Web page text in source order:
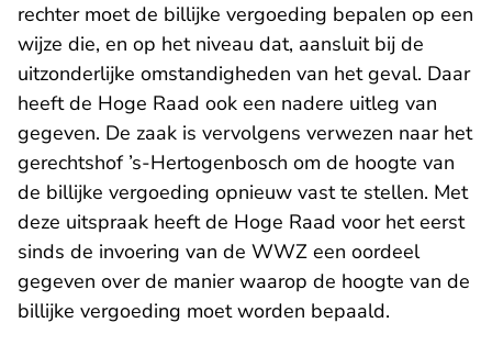
rechter moet de billijke vergoeding bepalen op een
wijze die, en op het niveau dat, aansluit bij de
uitzonderlijke omstandigheden van het geval. Daar
heeft de Hoge Raad ook een nadere uitleg van
gegeven. De zaak is vervolgens verwezen naar het
gerechtshof ’s-Hertogenbosch om de hoogte van
de billijke vergoeding opnieuw vast te stellen. Met
deze uitspraak heeft de Hoge Raad voor het eerst
sinds de invoering van de WWZ een oordeel
gegeven over de manier waarop de hoogte van de
billijke vergoeding moet worden bepaald.